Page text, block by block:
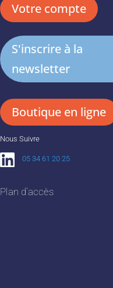
Votre compte
S'inscrire à la
newsletter
Boutique en ligne
Nous Suivre
05 34 61 20 25
Plan d’accès